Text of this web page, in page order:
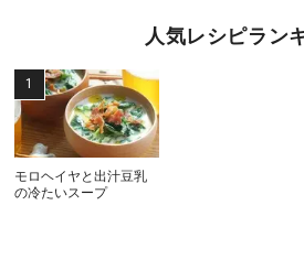
人気レシピラン
モロヘイヤと出汁豆乳
の冷たいスープ